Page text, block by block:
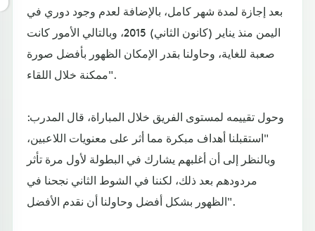
بعد إجازة لمدة شهر كامل، بالإضافة لعدم وجود دوري في
اليمن منذ يناير (كانون الثاني) 2015، وبالتالي الأمور كانت
صعبة للغاية، وحاولنا بقدر الإمكان الظهور بأفضل صورة
ممكنة خلال اللقاء".
وحول تقييمه لمستوى الفريق خلال المباراة، قال المدرب:
"استقبلنا أهداف مبكرة مما أثر على معنويات اللاعبين،
وبالنظر إلى أن أغلبهم يشارك في البطولة لأول مرة تأثر
مردودهم بعد ذلك، لكننا في الشوط الثاني نجحنا في
الظهور بشكل أفضل وحاولنا أن نقدم الأفضل".